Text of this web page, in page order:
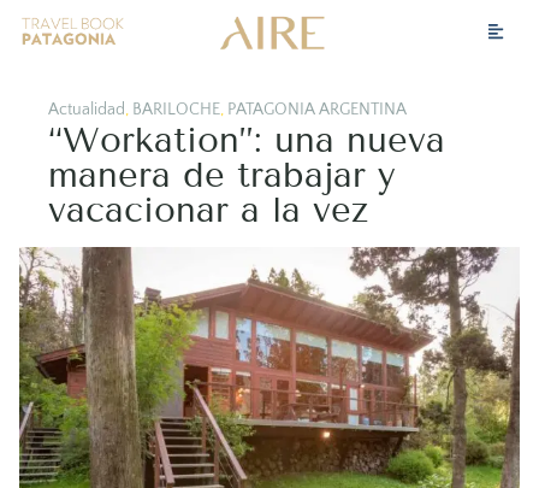
Actualidad, BARILOCHE, PATAGONIA ARGENTINA
“Workation”: una nueva
manera de trabajar y
vacacionar a la vez